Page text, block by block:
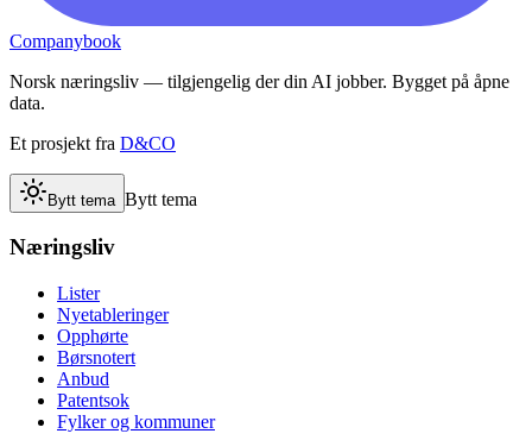
Companybook
Norsk næringsliv — tilgjengelig der din AI jobber. Bygget på åpne
data.
Et prosjekt fra D&CO
Bytt tema Bytt tema
Næringsliv
Lister
Nyetableringer
Opphørte
Børsnotert
Anbud
Patentsok
Fylker og kommuner